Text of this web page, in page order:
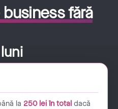
fără
la 250 lei în total dacă